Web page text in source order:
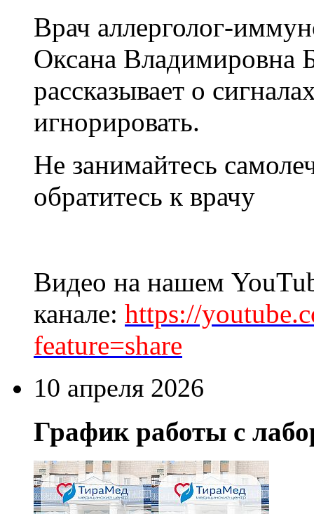
Врач аллерголог-
Оксана Владимировна
рассказывает о
игнорировать.
Не занимайтесь
обратитесь к врачу
Видео на нашем
канале: https://
feature=share
10 апреля 2026
График работы с